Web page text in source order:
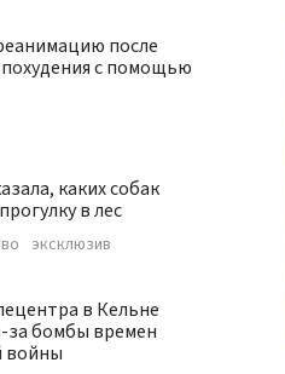
после
с помощью
каких собак
в лес
эксклюзив
в Кельне
за бомбы времен
войны